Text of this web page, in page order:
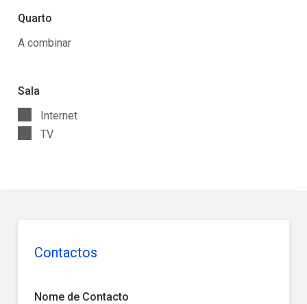
Quarto
A combinar
Sala
Internet
TV
Contactos
Nome de Contacto